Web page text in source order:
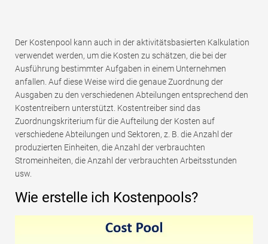
Der Kostenpool kann auch in der aktivitätsbasierten Kalkulation
verwendet werden, um die Kosten zu schätzen, die bei der
Ausführung bestimmter Aufgaben in einem Unternehmen
anfallen. Auf diese Weise wird die genaue Zuordnung der
Ausgaben zu den verschiedenen Abteilungen entsprechend den
Kostentreibern unterstützt. Kostentreiber sind das
Zuordnungskriterium für die Aufteilung der Kosten auf
verschiedene Abteilungen und Sektoren, z. B. die Anzahl der
produzierten Einheiten, die Anzahl der verbrauchten
Stromeinheiten, die Anzahl der verbrauchten Arbeitsstunden
usw.
Wie erstelle ich Kostenpools?